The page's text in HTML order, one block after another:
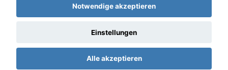
Datenschutz Impressum AGB
Notwendige akzeptieren
Einstellungen
Alle akzeptieren